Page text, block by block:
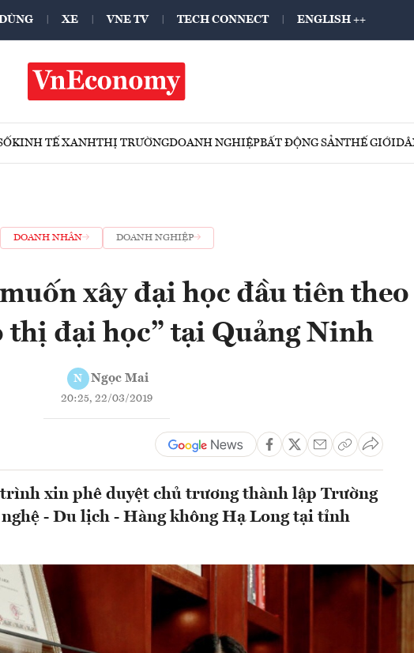
XE VNE TV TECH CONNECT ENGLISH ++
KINH TẾ XANHTHỊ TRƯỜNGDOANH NGHIỆPBẤT ĐỘNG SẢNTHẾ GIỚI
DOANH NHÂN DOANH NGHIỆP
xây đại học đầu tiên theo
thị đại học” tại Quảng Ninh
N Ngọc Mai
20:25, 22/03/2019
xin phê duyệt chủ trương thành lập Trường
- Du lịch - Hàng không Hạ Long tại tỉnh